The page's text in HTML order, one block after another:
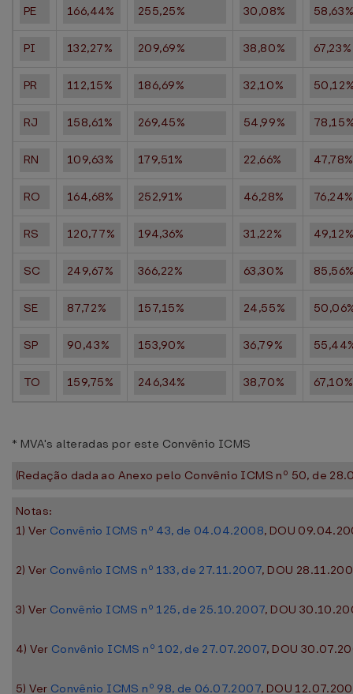
PE 166,44% 255,25% 30,08%
PI 132,27% 209,69% 38,80% 67,23%
PR 112,15% 186,69% 32,10%
RJ 158,61% 269,45% 54,99%
RN 109,63% 179,51% 22,66% 47,78%
RO 164,68% 252,91% 46,28% 76,24%
RS 120,77% 194,36% 31,22%
SC 249,67% 366,22% 63,30%
SE 87,72% 157,15% 24,55%
SP 90,43% 153,90% 36,79%
TO 159,75% 246,34% 38,70% 67,10%
* MVA's alteradas por este Convênio ICMS
(Redação dada ao Anexo pelo Convênio ICMS nº 50, de
Notas:
1) Ver Convênio ICMS nº 43, de 04.04.2008, DOU
2) Ver Convênio ICMS nº 133, de 27.11.2007, DOU
3) Ver Convênio ICMS nº 125, de 25.10.2007, DOU
4) Ver Convênio ICMS nº 102, de 27.07.2007, DOU
5) Ver Convênio ICMS nº 98, de 06.07.2007, DOU